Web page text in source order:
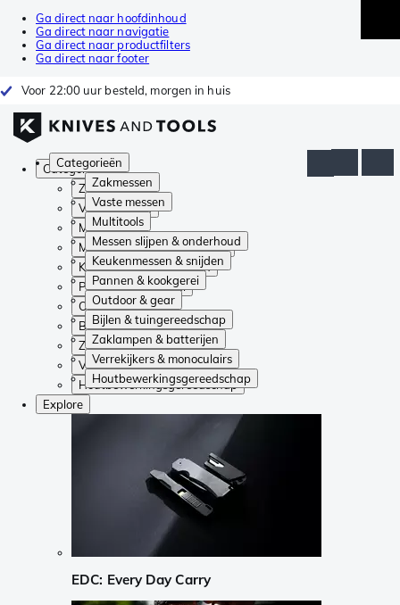
Ga direct naar hoofdinhoud
Ga direct naar navigatie
Ga direct naar productfilters
Ga direct naar footer
Voor 22:00 uur besteld, morgen in huis
Categorieën
Zakmessen
Vaste messen
Multitools
Messen slijpen & onderhoud
Keukenmessen & snijden
Pannen & kookgerei
Outdoor & gear
Bijlen & tuingereedschap
Zaklampen & batterijen
Verrekijkers & monoculairs
Houtbewerkingsgereedschap
Categorieën
Zakmessen
Vaste messen
Multitools
Messen slijpen & onderhoud
Keukenmessen & snijden
Pannen & kookgerei
Outdoor & gear
Bijlen & tuingereedschap
Zaklampen & batterijen
Verrekijkers & monoculairs
Houtbewerkingsgereedschap
Explore
EDC: Every Day Carry